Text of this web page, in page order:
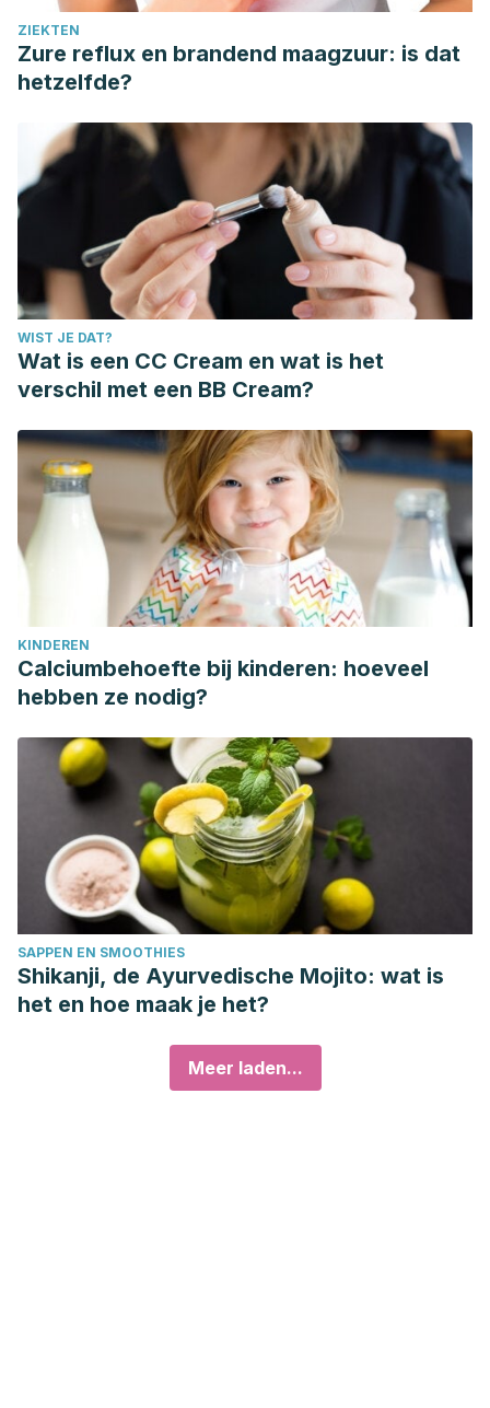
ZIEKTEN
Zure reflux en brandend maagzuur: is dat
hetzelfde?
WIST JE DAT?
Wat is een CC Cream en wat is het
verschil met een BB Cream?
KINDEREN
Calciumbehoefte bij kinderen: hoeveel
hebben ze nodig?
SAPPEN EN SMOOTHIES
Shikanji, de Ayurvedische Mojito: wat is
het en hoe maak je het?
Meer laden...